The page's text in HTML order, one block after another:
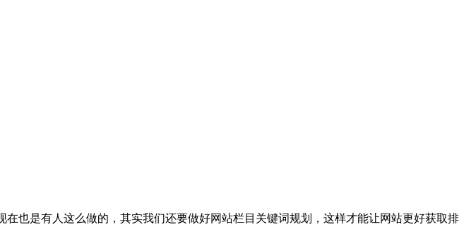
也是有人这么做的，其实我们还要做好网站栏目关键词规划，这样才能让网站更好获取排